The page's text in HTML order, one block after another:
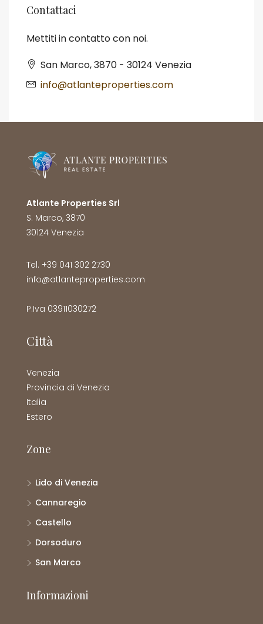
Contattaci
Mettiti in contatto con noi.
San Marco, 3870 - 30124 Venezia
info@atlanteproperties.com
Atlante Properties Srl
S. Marco, 3870
30124 Venezia
Tel. +39 041 302 2730
info@atlanteproperties.com
P.Iva 03911030272
Città
Venezia
Provincia di Venezia
Italia
Estero
Zone
Lido di Venezia
Cannaregio
Castello
Dorsoduro
San Marco
Informazioni